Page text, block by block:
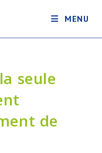
MENU
seule
de